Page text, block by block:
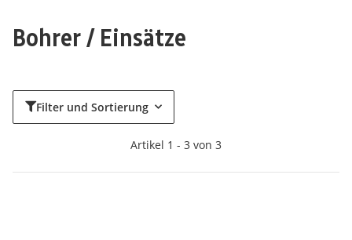
Bohrer / Einsätze
Filter und Sortierung
Artikel 1 - 3 von 3